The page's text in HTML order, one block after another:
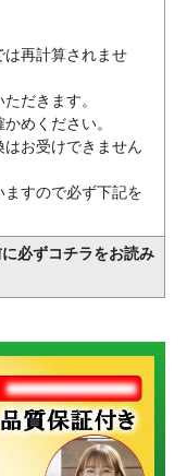
再計算されませ
だきます。
めください。
お受けできません
すので必ず下記を
必ずコチラをお読み